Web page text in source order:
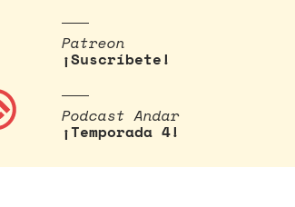
Patreon
¡Suscríbete!
Podcast Andar
¡Temporada 4!